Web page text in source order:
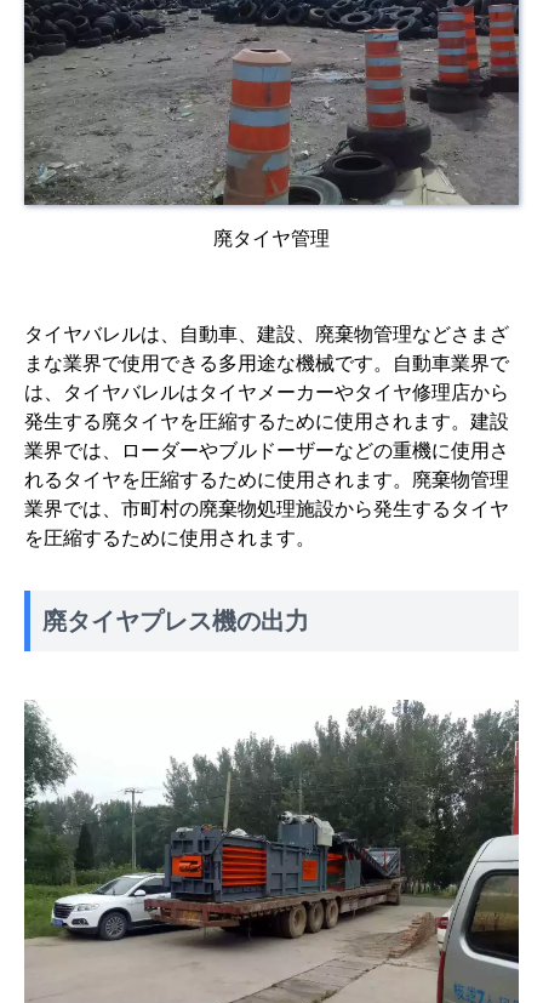
廃タイヤ管理
タイヤバレルは、自動車、建設、廃棄物管理などさまざ
まな業界で使用できる多用途な機械です。自動車業界で
は、タイヤバレルはタイヤメーカーやタイヤ修理店から
発生する廃タイヤを圧縮するために使用されます。建設
業界では、ローダーやブルドーザーなどの重機に使用さ
れるタイヤを圧縮するために使用されます。廃棄物管理
業界では、市町村の廃棄物処理施設から発生するタイヤ
を圧縮するために使用されます。
廃タイヤプレス機の出力